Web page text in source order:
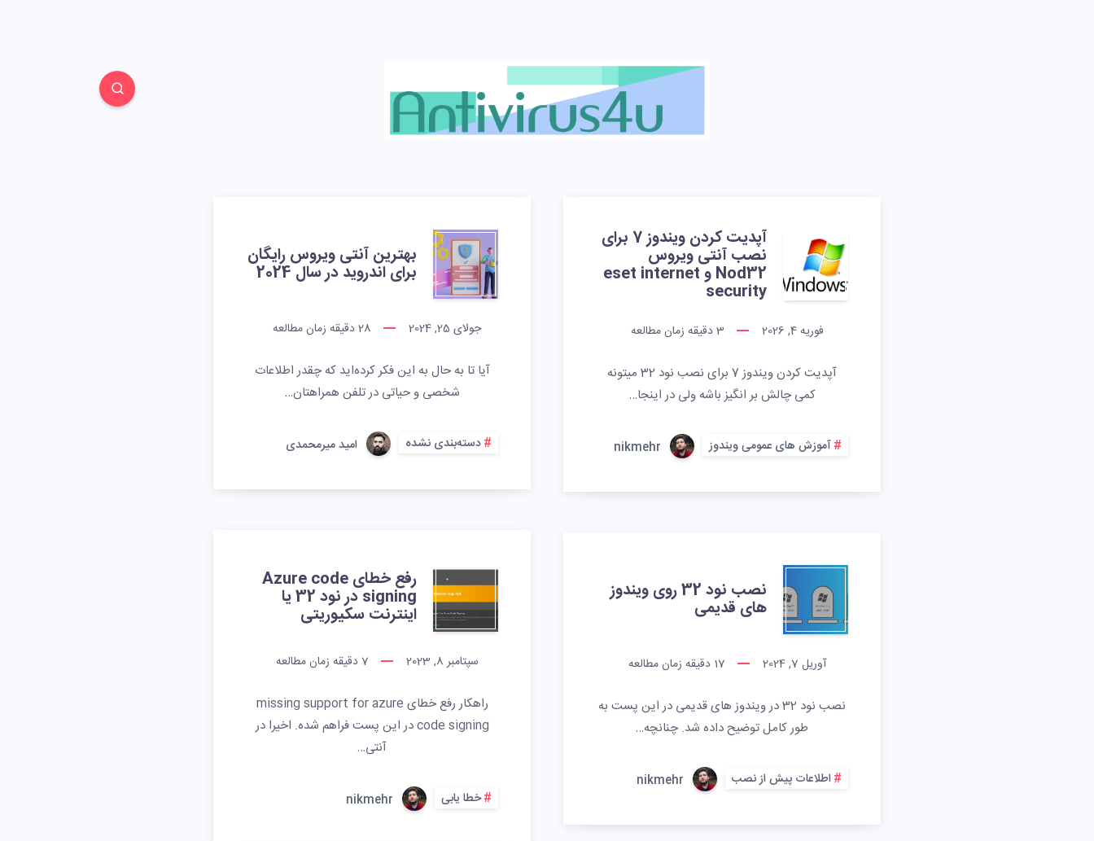
آپدیت کردن ویندوز 7 برای
نصب آنتی ویروس
Nod32 و eset internet
security
فوریه 4, 2026 3دقیقه زمان مطالعه
آپدیت کردن ویندوز 7 برای نصب نود 32 میتونه
کمی چالش بر انگیز باشه ولی در اینجا…
آموزش های عمومی ویندوز nikmehr
بهترین آنتی ویروس رایگان
برای اندروید در سال 2024
جولای 25, 2024 28دقیقه زمان مطالعه
آیا تا به حال به این فکر کرده‌اید که چقدر اطلاعات
شخصی و حیاتی در تلفن همراهتان…
دسته‌بندی نشده امید میرمحمدی
نصب نود 32 روی ویندوز
های قدیمی
آوریل 7, 2024 17 دقیقه زمان مطالعه
نصب نود 32 در ویندوز های قدیمی در این پست به
طور کامل توضیح داده شد. چنانچه…
اطلاعات پیش از نصب nikmehr
رفع خطای Azure code
signing در نود 32 یا
اینترنت سکیوریتی
سپتامبر 8, 2023 7دقیقه زمان مطالعه
راهکار رفع خطای missing support for azure
code signing در این پست فراهم شده. اخیرا در
آنتی…
خطا یابی nikmehr